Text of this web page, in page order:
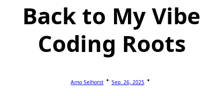
Back to My Vibe
Coding Roots
Arno Selhorst Sep. 26, 2025